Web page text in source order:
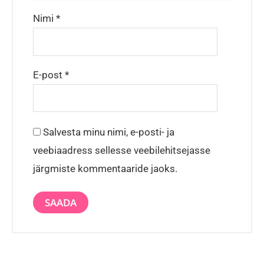
Nimi *
E-post *
Salvesta minu nimi, e-posti- ja
veebiaadress sellesse veebilehitsejasse
järgmiste kommentaaride jaoks.